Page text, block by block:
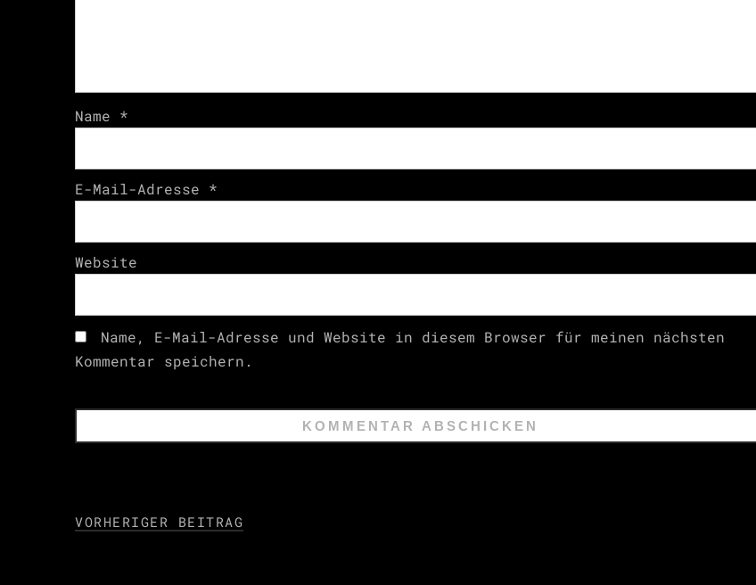
Name *
E-Mail-Adresse *
Website
Name, E-Mail-Adresse und Website in diesem Browser für meinen nächsten
Kommentar speichern.
VORHERIGER BEITRAG